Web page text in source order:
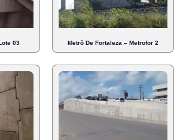
03 Metrô De Fortaleza – Metrofor 2